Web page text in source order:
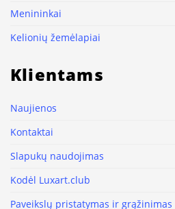
Menininkai
Kelionių žemėlapiai
Klientams
Naujienos
Kontaktai
Slapukų naudojimas
Kodėl Luxart.club
Paveikslų pristatymas ir grąžinimas